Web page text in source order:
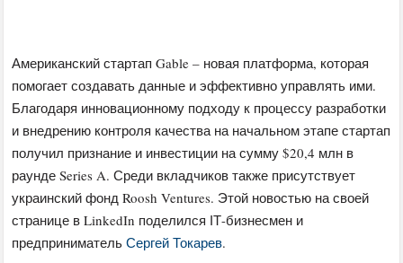
Американский стартап Gable – новая платформа, которая
помогает создавать данные и эффективно управлять ими.
Благодаря инновационному подходу к процессу разработки
и внедрению контроля качества на начальном этапе стартап
получил признание и инвестиции на сумму $20,4 млн в
раунде Series A. Среди вкладчиков также присутствует
украинский фонд Roosh Ventures. Этой новостью на своей
странице в LinkedIn поделился ІТ-бизнесмен и
предпринимательСергей Токарев.